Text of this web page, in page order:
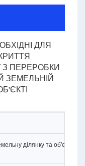
ДЛЯ
ПЕРЕРОБКИ
ЗЕМЕЛЬНІЙ
ділянку та об'єкт